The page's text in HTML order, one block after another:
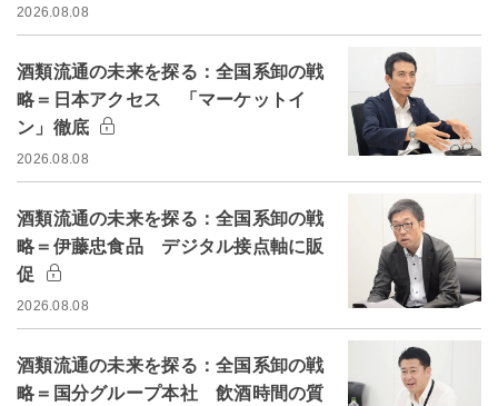
2026.08.08
酒類流通の未来を探る：全国系卸の戦
略＝日本アクセス 「マーケットイ
ン」徹底
2026.08.08
酒類流通の未来を探る：全国系卸の戦
略＝伊藤忠食品 デジタル接点軸に販
促
2026.08.08
酒類流通の未来を探る：全国系卸の戦
略＝国分グループ本社 飲酒時間の質